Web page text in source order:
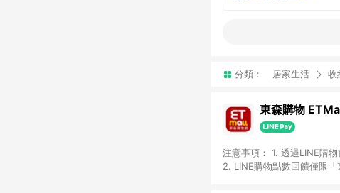
分類： 居家生活 收
東森購物
注意事項： 1. 透過LINE購
2. LINE購物點數回饋僅限